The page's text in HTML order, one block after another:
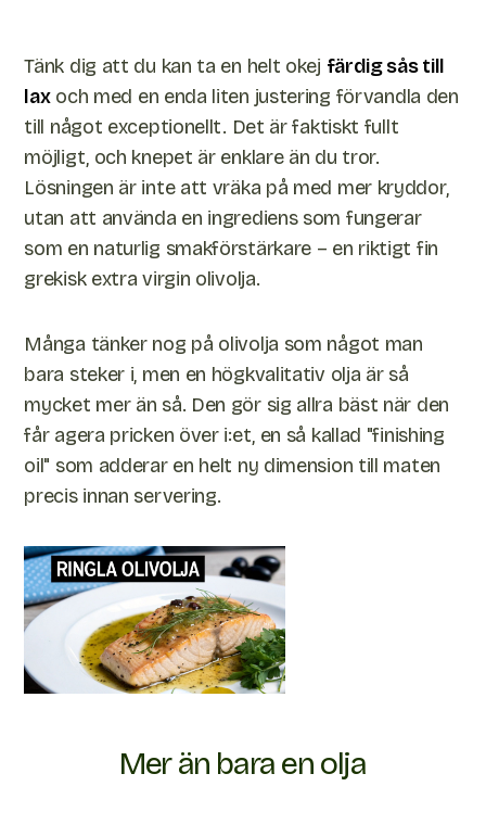
Tänk dig att du kan ta en helt okej färdig sås till
laxoch med en enda liten justering förvandla den
till något exceptionellt. Det är faktiskt fullt
möjligt, och knepet är enklare än du tror.
Lösningen är inte att vräka på med mer kryddor,
utan att använda en ingrediens som fungerar
som en naturlig smakförstärkare – en riktigt fin
grekisk extra virgin olivolja.
Många tänker nog på olivolja som något man
bara steker i, men en högkvalitativ olja är så
mycket mer än så. Den gör sig allra bäst när den
får agera pricken över i:et, en så kallad "finishing
oil" som adderar en helt ny dimension till maten
precis innan servering.
Mer än bara en olja